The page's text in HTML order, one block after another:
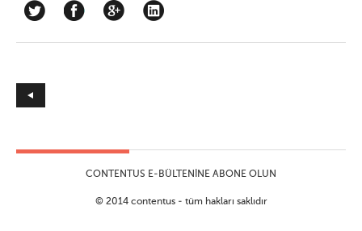
CONTENTUS E-BÜLTENINE ABONE OLUN
© 2014 contentus - tüm hakları saklıdır